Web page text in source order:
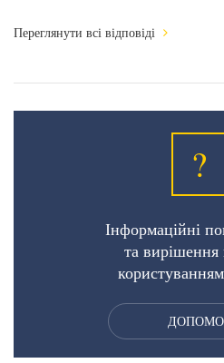
Переглянути всі відповіді
?
Інформаційні
та